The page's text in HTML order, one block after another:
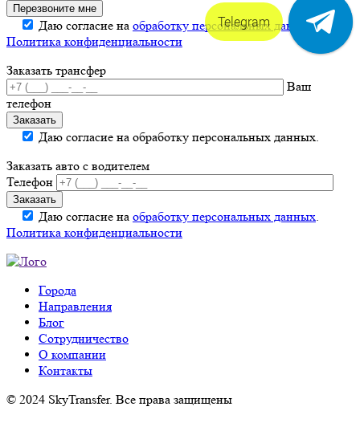
Даю согласие на обработку персональных данных.
Политика конфиденциальности
Заказать трансфер
Ваш
телефон
Даю согласие на обработку персональных данных.
Заказать авто с водителем
Телефон
Даю согласие на обработку персональных данных.
Политика конфиденциальности
Города
Направления
Блог
Сотрудничество
О компании
Контакты
© 2024 SkyTransfer. Все права защищены
Telegram